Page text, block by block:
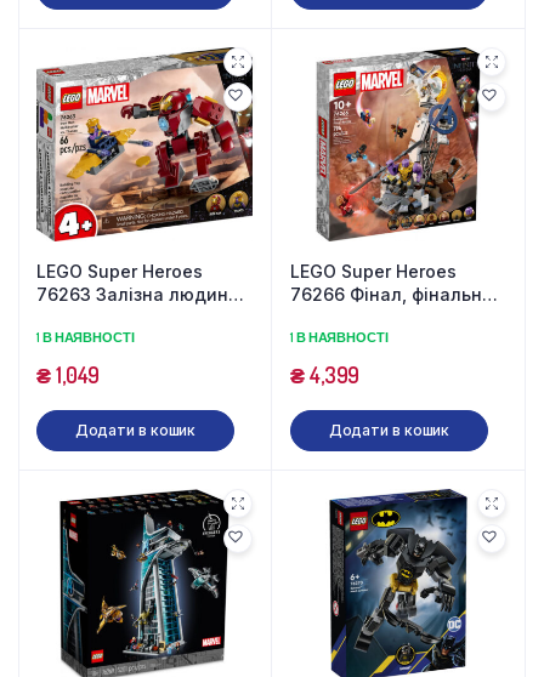
LEGO Super Heroes
76263 Залізна людина
Таноса (66 деталей)
1 В НАЯВНОСТІ
₴1,049
Додати в кошик
LEGO Super Heroes
76266 Фінал, фінальна
1 В НАЯВНОСТІ
₴4,399
Додати в кошик